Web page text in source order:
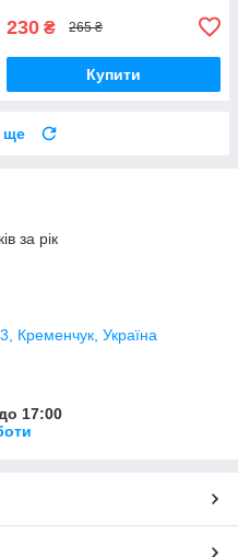
230 ₴ 265 ₴
Купити
ще
за рік
Кременчук, Україна
17:00